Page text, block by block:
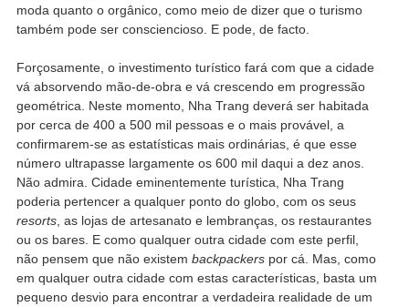
moda quanto o orgânico, como meio de dizer que o turismo
também pode ser consciencioso. E pode, de facto.
Forçosamente, o investimento turístico fará com que a cidade
vá absorvendo mão-de-obra e vá crescendo em progressão
geométrica. Neste momento, Nha Trang deverá ser habitada
por cerca de 400 a 500 mil pessoas e o mais provável, a
confirmarem-se as estatísticas mais ordinárias, é que esse
número ultrapasse largamente os 600 mil daqui a dez anos.
Não admira. Cidade eminentemente turística, Nha Trang
poderia pertencer a qualquer ponto do globo, com os seus
resorts, as lojas de artesanato e lembranças, os restaurantes
ou os bares. E como qualquer outra cidade com este perfil,
não pensem que não existem backpackerspor cá. Mas, como
em qualquer outra cidade com estas características, basta um
pequeno desvio para encontrar a verdadeira realidade de um